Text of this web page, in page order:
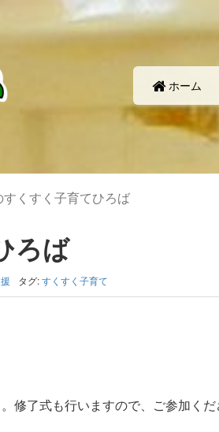
ホーム
すくすく子育てひろば
ろば
タグ:すくすく子育て
修了式も行いますので、ご参加くだ